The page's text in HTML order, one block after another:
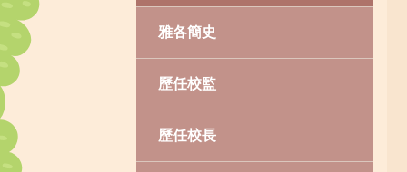
雅各簡史
歷任校監
歷任校長